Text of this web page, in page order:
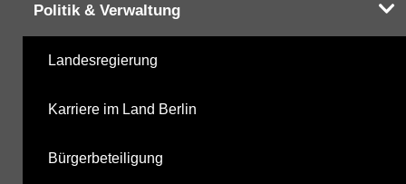
Politik & Verwaltung
Landesregierung
Karriere im Land Berlin
Bürgerbeteiligung